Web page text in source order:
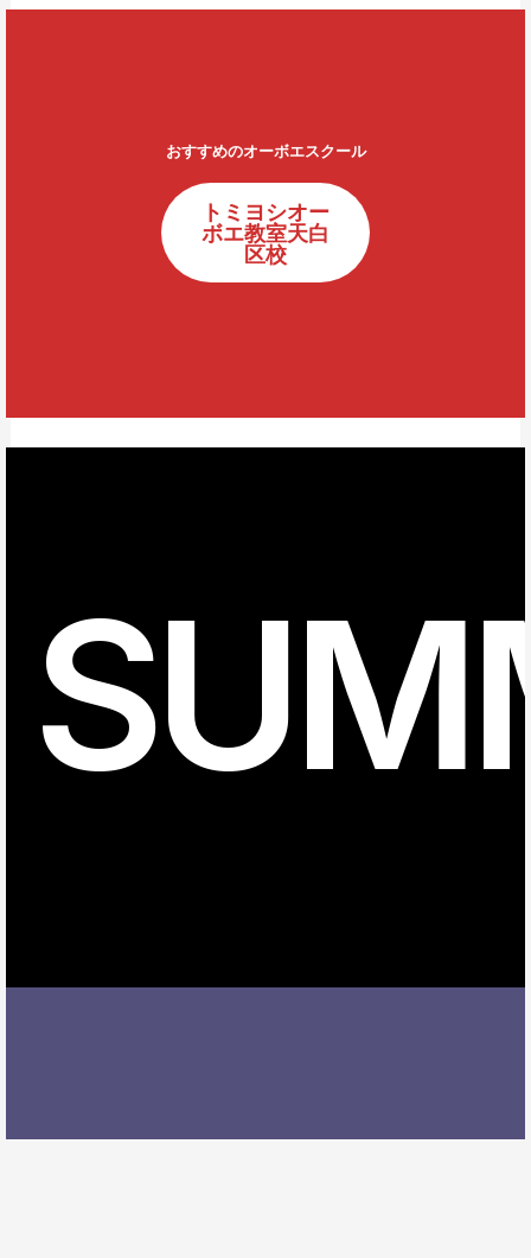
おすすめのオーボエスクール
トミヨシオー
ボエ教室天白
区校